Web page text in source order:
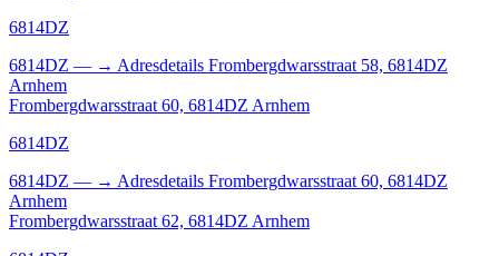
6814DZ
6814DZ — → Adresdetails Frombergdwarsstraat 58, 6814DZ
Arnhem
Frombergdwarsstraat 60, 6814DZ Arnhem
6814DZ
6814DZ — → Adresdetails Frombergdwarsstraat 60, 6814DZ
Arnhem
Frombergdwarsstraat 62, 6814DZ Arnhem